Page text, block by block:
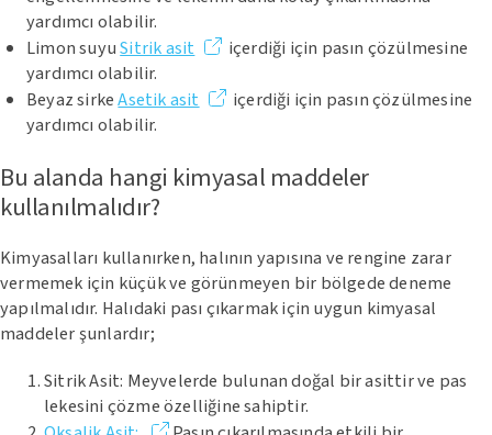
yardımcı olabilir.
Limon suyuSitrik asit
içerdiği için pasın çözülmesine
yardımcı olabilir.
Beyaz sirkeAsetik asit
içerdiği için pasın çözülmesine
yardımcı olabilir.
Bu alanda hangi kimyasal maddeler
kullanılmalıdır?
Kimyasalları kullanırken, halının yapısına ve rengine zarar
vermemek için küçük ve görünmeyen bir bölgede deneme
yapılmalıdır. Halıdaki pası çıkarmak için uygun kimyasal
maddeler şunlardır;
Sitrik Asit: Meyvelerde bulunan doğal bir asittir ve pas
lekesini çözme özelliğine sahiptir.